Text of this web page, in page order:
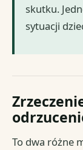
skutku.
sytuacji
To dwa różne